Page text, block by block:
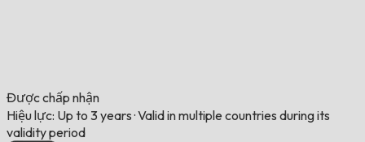
Được chấp nhận
Hiệu lực: Up to 3 years ·Valid in multiple countries during its
validity period